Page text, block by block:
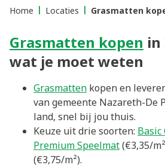
Home Locaties Grasmatten
Grasmatten kopen in
wat je moet weten
Grasmatten kopen en
van gemeente Nazareth-De
land, snel bij jou thuis.
Keuze uit drie soorten: Basic
Premium Speelmat(€3,35/
(€3,75/m²).